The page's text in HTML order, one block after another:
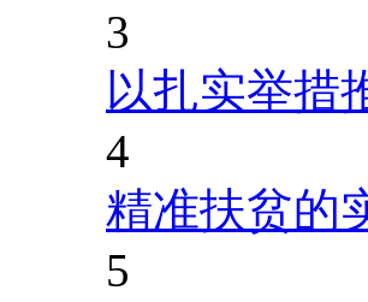
3
以扎实举措
4
精准扶贫的
5